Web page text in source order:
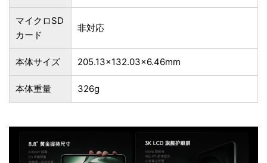
マイクロSD
カード
非対応
本体サイズ 205.13×132.03×6.46mm
本体重量 326g